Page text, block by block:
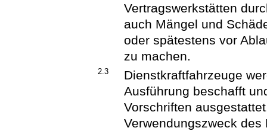
Vertragswerkstätten
auch Mängel und
oder spätestens vor
zu machen.
2.3
Dienstkraftfahrzeuge
Ausführung beschafft
Vorschriften
Verwendungszweck